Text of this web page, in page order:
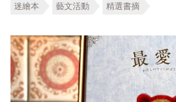
迷繪本 藝文活動 精選書摘